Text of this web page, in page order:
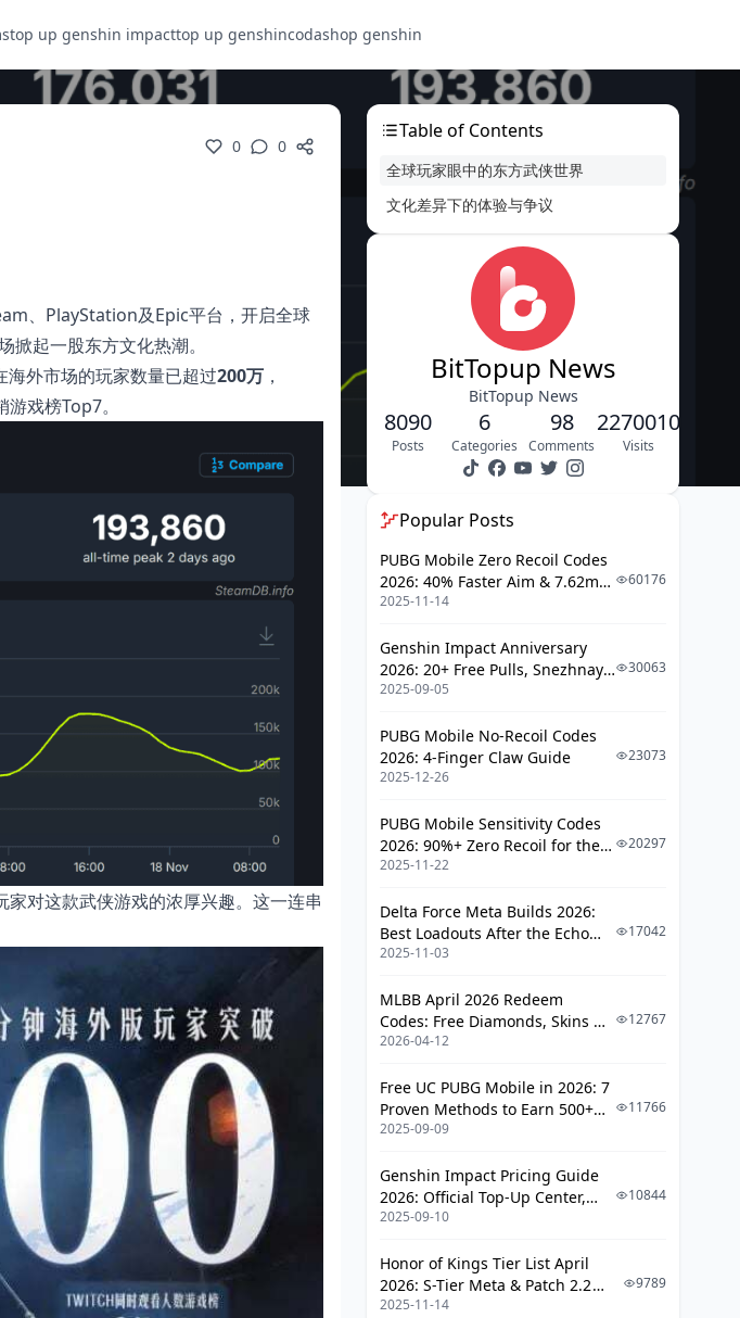
top up genshin impacttop up genshincodashop genshin
0 0
、PlayStation及Epic平台，开启全球
起一股东方文化热潮。
外市场的玩家数量已超过200万 ，
戏榜Top7。
家对这款武侠游戏的浓厚兴趣。这一连串
Table of Contents
全球玩家眼中的东方武侠世界
文化差异下的体验与争议
BitTopup News
BitTopup News
8090
Posts
6
Categories
98
Comments
2270010
Visits
Popular Posts
PUBG Mobile Zero Recoil Codes
2026: 40% Faster Aim & 7.62mm
Weapon Adjustments
2025-11-14
60176
Genshin Impact Anniversary
2026: 20+ Free Pulls, Snezhnaya
Roadmap & Complete Guide
2025-09-05
30063
PUBG Mobile No-Recoil Codes
2026: 4-Finger Claw Guide
2025-12-26
23073
PUBG Mobile Sensitivity Codes
2026: 90%+ Zero Recoil for the
V4.4 M416 & AUG Meta
2025-11-22
20297
Delta Force Meta Builds 2026:
Best Loadouts After the Echo
Season Update
2025-11-03
17042
MLBB April 2026 Redeem
Codes: Free Diamonds, Skins &
Starlight Rewards
2026-04-12
12767
Free UC PUBG Mobile in 2026: 7
Proven Methods to Earn 500+
UC (V4.3 & RPA18 Updates)
2025-09-09
11766
Genshin Impact Pricing Guide
2026: Official Top-Up Center,
Platform Differences, and
2025-09-10
10844
Honor of Kings Tier List April
2026: S-Tier Meta & Patch 2.2
Changes
2025-11-14
9789